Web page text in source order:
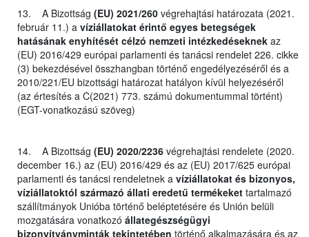
13. A Bizottság (EU) 2021/260 végrehajtási határozata (2021.
február 11.) a víziállatokat érintő egyes betegségek
hatásának enyhítését célzó nemzeti intézkedéseknek az
(EU) 2016/429 európai parlamenti és tanácsi rendelet 226. cikke
(3) bekezdésével összhangban történő engedélyezéséről és a
2010/221/EU bizottsági határozat hatályon kívül helyezéséről
(az értesítés a C(2021) 773. számú dokumentummal történt)
(EGT-vonatkozású szöveg)
14. A Bizottság (EU) 2020/2236 végrehajtási rendelete (2020.
december 16.) az (EU) 2016/429 és az (EU) 2017/625 európai
parlamenti és tanácsi rendeletnek a víziállatokat és bizonyos,
víziállatoktól származó állati eredetű termékeket tartalmazó
szállítmányok Unióba történő beléptetésére és Unión belüli
mozgatására vonatkozó állategészségügyi
bizonyítványminták tekintetében történő alkalmazására és az